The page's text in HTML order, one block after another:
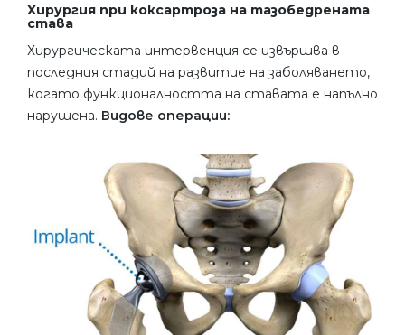
Хирургия при коксартроза на тазобедрената
става
Хирургическата интервенция се извършва в
последния стадий на развитие на заболяването,
когато функционалността на ставата е напълно
нарушена. Видове операции: